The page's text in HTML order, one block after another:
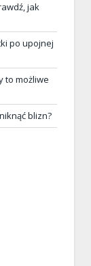
jak
po upojnej
to możliwe
blizn?